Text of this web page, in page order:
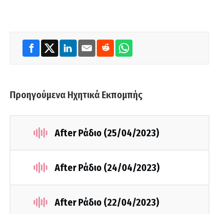
Προηγούμενα Ηχητικά Εκπομπής
After Ράδιο (25/04/2023)
After Ράδιο (24/04/2023)
After Ράδιο (22/04/2023)